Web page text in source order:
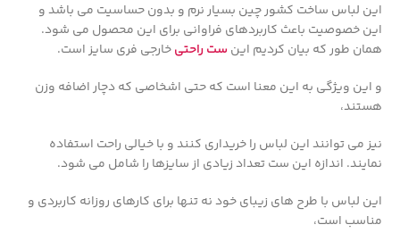
این لباس ساخت کشور چین بسیار نرم و بدون حساسیت می باشد و
این خصوصیت باعث کاربردهای فراوانی برای این محصول می شود.
همان طور که بیان کردیم این ست راحتیخارجی فری سایز است.
و این ویژگی به این معنا است که حتی اشخاصی که دچار اضافه وزن
هستند،
نیز می توانند این لباس را خریداری کنند و با خیالی راحت استفاده
نمایند. اندازه این ست تعداد زیادی از سایزها را شامل می شود.
این لباس با طرح های زیبای خود نه تنها برای کارهای روزانه کاربردی و
مناسب است،